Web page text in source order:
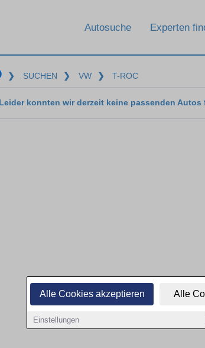
Alle Cookies akzeptieren Alle
Einstellungen
Autosuche Experten
❯ SUCHEN ❯ VW ❯ T-ROC
Leider konnten wir derzeit keine passenden